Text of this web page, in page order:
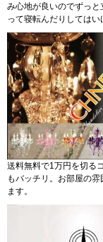
み心地が良いのでずっ
って寝転んだりしてはい
送料無料で1万円を切る
もバッチリ。お部屋の
ます。